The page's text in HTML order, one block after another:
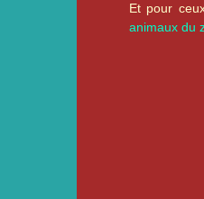
Et pour
animaux du